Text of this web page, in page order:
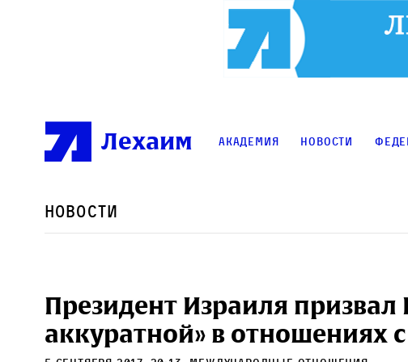
Лехаим Академия Новости
Новости
Президент Израиля призвал
аккуратной» в отношениях